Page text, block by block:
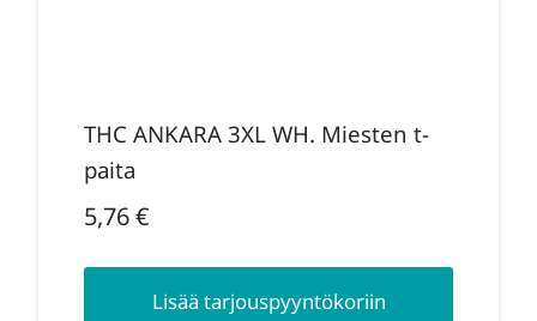
THC ANKARA 3XL WH. Miesten t-
paita
5,76€
Lisää tarjouspyyntökoriin